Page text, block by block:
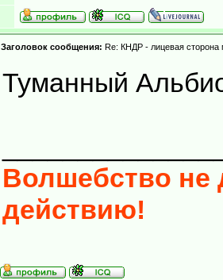
Заголовок сообщения: Re: КНДР - лицевая сторона
Туманный
Волшебство не
действию!